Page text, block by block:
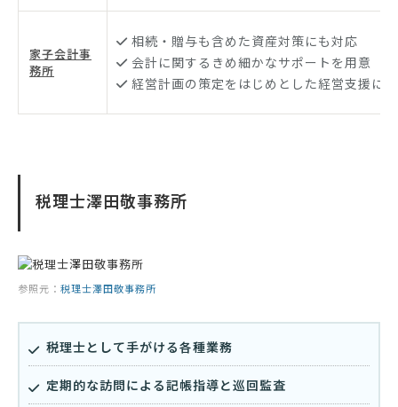
家子会計事
務所
相続・贈与も含めた資産対策にも対応
会計に関するきめ細かなサポートを用意
経営計画の策定をはじめとした経営支援に
税理士澤田敬事務所
参照元： 税理士澤田敬事務所
税理士として手がける各種業務
定期的な訪問による記帳指導と巡回監査